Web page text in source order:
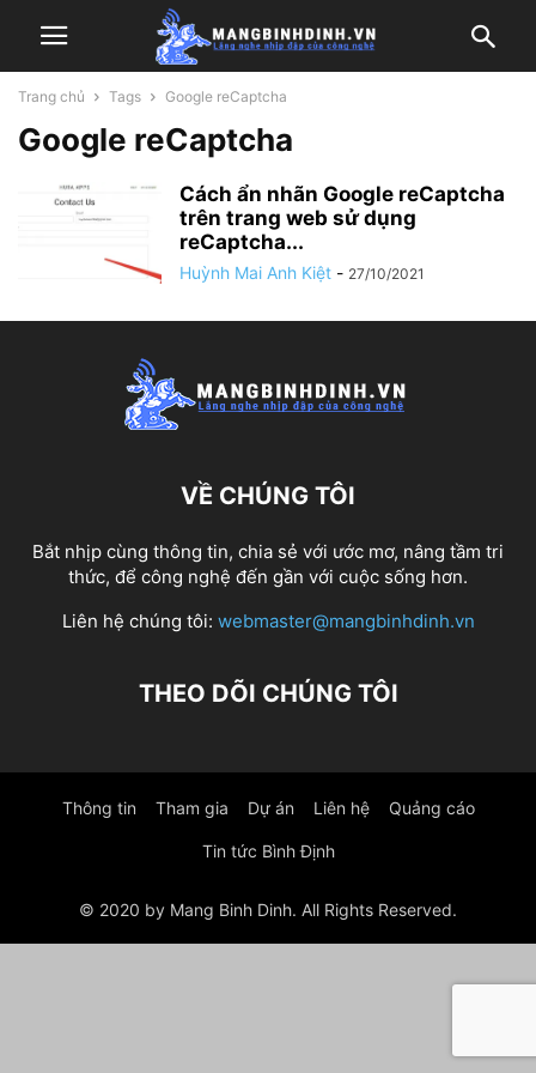
Trang chủ Tags Google reCaptcha
Google reCaptcha
Cách ẩn nhãn Google reCaptcha
trên trang web sử dụng
reCaptcha...
Huỳnh Mai Anh Kiệt - 27/10/2021
VỀ CHÚNG TÔI
Bắt nhịp cùng thông tin, chia sẻ với ước mơ, nâng tầm tri
thức, để công nghệ đến gần với cuộc sống hơn.
Liên hệ chúng tôi: webmaster@mangbinhdinh.vn
THEO DÕI CHÚNG TÔI
Thông tin Tham gia Dự án Liên hệ Quảng cáo
Tin tức Bình Định
© 2020 by Mang Binh Dinh. All Rights Reserved.